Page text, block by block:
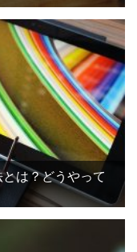
は？どうやって